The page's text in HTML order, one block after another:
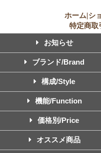
ホーム|シ
特定商取
お知らせ
ブランド/Brand
構成/Style
機能/Function
価格別/Price
オススメ商品